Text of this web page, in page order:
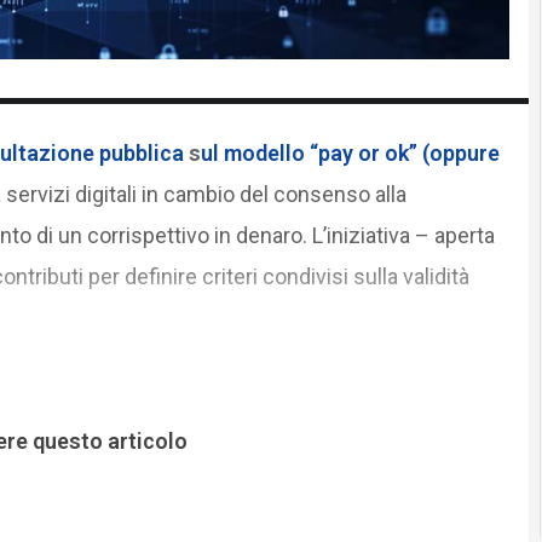
pubblicasul modello “pay or ok” (oppure
servizi digitali in cambio del consenso alla
di un corrispettivo in denaro. L’iniziativa – aperta
per definire criteri condivisi sulla validità
questo articolo